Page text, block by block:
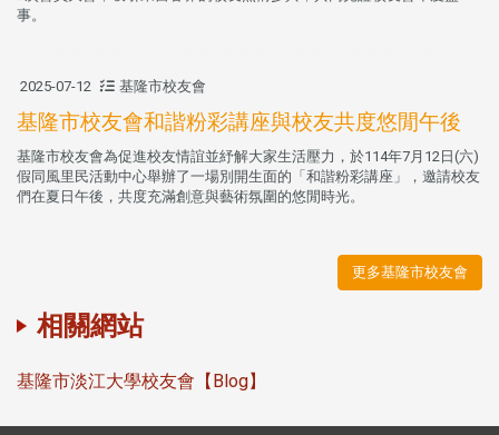
事。
2025-07-12 基隆市校友會
基隆市校友會和諧粉彩講座與校友共度悠閒午後
基隆市校友會為促進校友情誼並紓解大家生活壓力，於114年7月12日(六)
假同風里民活動中心舉辦了一場別開生面的「和諧粉彩講座」，邀請校友
們在夏日午後，共度充滿創意與藝術氛圍的悠閒時光。
更多基隆市校友會
相關網站
基隆市淡江大學校友會【Blog】